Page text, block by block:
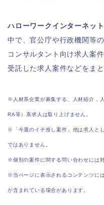
ハローワークインターネッ
中で、官公庁や行政機関等
コンサルタント向け求人案
受託した求人案件などをま
※人材系企業が募集する、人材紹介，
RA等）系求人は取り上げません。
※「今週のイチ推し案件」他は求人と
ではありません。
※個別の案件に関する問い合わせには
※当ページに表示されるコンテンツに
が含まれている場合があります。